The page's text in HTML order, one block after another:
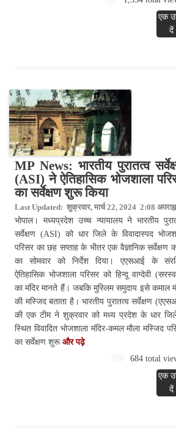
एक
दें
MP News: भारतीय पुरातत्व
(ASI) ने ऐतिहासिक भोजशाला
का सर्वेक्षण शुरू किया
Last Updated: शुक्रवार, मार्च 22, 2024 2:08 अपराह्न
भोपाल। मध्यप्रदेश उच्च न्यायालय ने भारतीय
सर्वेक्षण (ASI) को धार जिले के विवादास्पद
परिसर का छह सप्ताह के भीतर एक वैज्ञानिक सर्वेक्षण
का सोमवार को निर्देश दिया। एएसआई के
ऐतिहासिक भोजशाला परिसर को हिन्दू वाग्देवी
का मंदिर मानते हैं। जबकि मुस्लिम समुदाय इसे कमाल
की मस्जिद बताता है। भारतीय पुरातत्व सर्वेक्षण
की एक टीम ने शुक्रवार को मध्य प्रदेश के धार
स्थित विवादित भोजशाला मंदिर-कमल मौला मस्जिद
का सर्वेक्षण शुरू और पढ़े
684 total
एक
दें